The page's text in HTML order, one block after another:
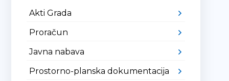
Akti Grada
Proračun
Javna nabava
Prostorno-planska dokumentacija